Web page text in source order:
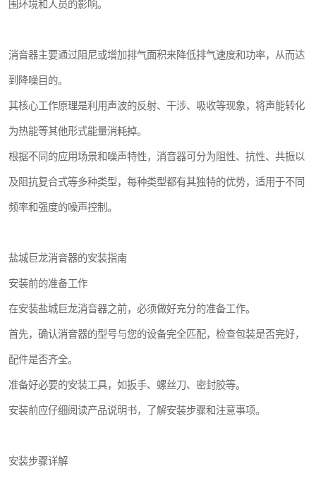
围环境和人员的影响。
消音器主要通过阻尼或增加排气面积来降低排气速度和功率，从而达
到降噪目的。
其核心工作原理是利用声波的反射、干涉、吸收等现象，将声能转化
为热能等其他形式能量消耗掉。
根据不同的应用场景和噪声特性，消音器可分为阻性、抗性、共振以
及阻抗复合式等多种类型，每种类型都有其独特的优势，适用于不同
频率和强度的噪声控制。
盐城巨龙消音器的安装指南
安装前的准备工作
在安装盐城巨龙消音器之前，必须做好充分的准备工作。
首先，确认消音器的型号与您的设备完全匹配，检查包装是否完好，
配件是否齐全。
准备好必要的安装工具，如扳手、螺丝刀、密封胶等。
安装前应仔细阅读产品说明书，了解安装步骤和注意事项。
安装步骤详解